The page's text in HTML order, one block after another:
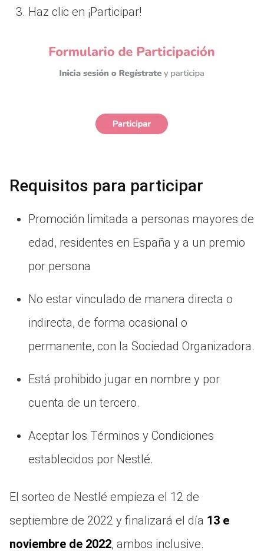
Haz clic en ¡Participar!
Requisitos para participar
Promoción limitada a personas mayores de
edad, residentes en España y a un premio
por persona
No estar vinculado de manera directa o
indirecta, de forma ocasional o
permanente, con la Sociedad Organizadora.
Está prohibido jugar en nombre y por
cuenta de un tercero.
Aceptar los Términos y Condiciones
establecidos por Nestlé.
El sorteo de Nestlé empieza el 12 de
septiembre de 2022 y finalizará el día 13 e
noviembre de 2022, ambos inclusive.